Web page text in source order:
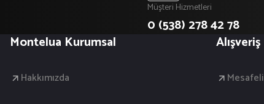
Müşteri Hizmetleri
0 (538) 278 42 78
Montelua Kurumsal
Hakkımızda
Alışveriş